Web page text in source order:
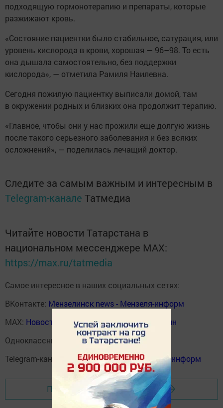
подходящую гормонотерапию и препараты, которые
разжижают кровь.
«Состояние пациентки было стабильное, сатурация, или
уровень кислорода в крови, хорошая — 96–98. То есть
она дышала самостоятельно, без поддержки
кислорода», — отметила Рамиля Наилевна.
Сегодня пожилую пациентку выписали домой, там
в окружении родных и близких она продолжит терапию.
«Главное, чтобы они у нас прожили еще долгую жизнь
после такого серьезного заболевания и без всяких
осложнений», — поделилась лечащий доктор.
Следите за самым важным и интересным в
Telegram-канале Татмедиа
Читайте новости Татарстана в
национальном мессенджере MАХ:
https://max.ru/tatmedia
Самое интересное в наших социальных сетях:
ВКонтакте: Мензелинск news - Мензеля-информ
MAX: Новости Мензелинска - Мензеля онлайн
Одноклассники:
ok.ru/menzelinsk
Telegram-канал:
Мензелинск news - Мензеля-информ
Перейти на страницу новости